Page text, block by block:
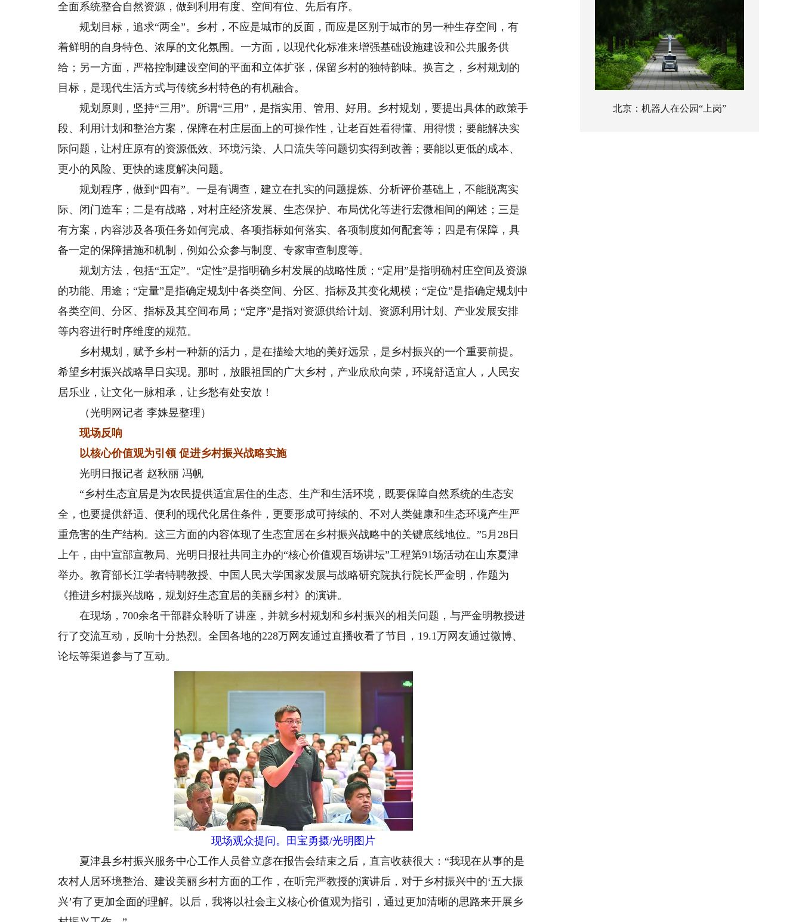
全面系统整合自然资源，做到利用有度、空间有位、先后有序。
规划目标，追求“两全”。乡村，不应是城市的反面，而应是区别于城市的另一种生存空间，有
着鲜明的自身特色、浓厚的文化氛围。一方面，以现代化标准来增强基础设施建设和公共服务供
给；另一方面，严格控制建设空间的平面和立体扩张，保留乡村的独特韵味。换言之，乡村规划的
目标，是现代生活方式与传统乡村特色的有机融合。
规划原则，坚持“三用”。所谓“三用”，是指实用、管用、好用。乡村规划，要提出具体的政策手
段、利用计划和整治方案，保障在村庄层面上的可操作性，让老百姓看得懂、用得惯；要能解决实
际问题，让村庄原有的资源低效、环境污染、人口流失等问题切实得到改善；要能以更低的成本、
更小的风险、更快的速度解决问题。
规划程序，做到“四有”。一是有调查，建立在扎实的问题提炼、分析评价基础上，不能脱离实
际、闭门造车；二是有战略，对村庄经济发展、生态保护、布局优化等进行宏微相间的阐述；三是
有方案，内容涉及各项任务如何完成、各项指标如何落实、各项制度如何配套等；四是有保障，具
备一定的保障措施和机制，例如公众参与制度、专家审查制度等。
规划方法，包括“五定”。“定性”是指明确乡村发展的战略性质；“定用”是指明确村庄空间及资源
的功能、用途；“定量”是指确定规划中各类空间、分区、指标及其变化规模；“定位”是指确定规划中
各类空间、分区、指标及其空间布局；“定序”是指对资源供给计划、资源利用计划、产业发展安排
等内容进行时序维度的规范。
乡村规划，赋予乡村一种新的活力，是在描绘大地的美好远景，是乡村振兴的一个重要前提。
希望乡村振兴战略早日实现。那时，放眼祖国的广大乡村，产业欣欣向荣，环境舒适宜人，人民安
居乐业，让文化一脉相承，让乡愁有处安放！
（光明网记者 李姝昱整理）
现场反响
以核心价值观为引领 促进乡村振兴战略实施
光明日报记者 赵秋丽 冯帆
“乡村生态宜居是为农民提供适宜居住的生态、生产和生活环境，既要保障自然系统的生态安
全，也要提供舒适、便利的现代化居住条件，更要形成可持续的、不对人类健康和生态环境产生严
重危害的生产结构。这三方面的内容体现了生态宜居在乡村振兴战略中的关键底线地位。”5月28日
上午，由中宣部宣教局、光明日报社共同主办的“核心价值观百场讲坛”工程第91场活动在山东夏津
举办。教育部长江学者特聘教授、中国人民大学国家发展与战略研究院执行院长严金明，作题为
《推进乡村振兴战略，规划好生态宜居的美丽乡村》的演讲。
在现场，700余名干部群众聆听了讲座，并就乡村规划和乡村振兴的相关问题，与严金明教授进
行了交流互动，反响十分热烈。全国各地的228万网友通过直播收看了节目，19.1万网友通过微博、
论坛等渠道参与了互动。
现场观众提问。田宝勇摄/光明图片
夏津县乡村振兴服务中心工作人员昝立彦在报告会结束之后，直言收获很大：“我现在从事的是
农村人居环境整治、建设美丽乡村方面的工作，在听完严教授的演讲后，对于乡村振兴中的‘五大振
兴’有了更加全面的理解。以后，我将以社会主义核心价值观为指引，通过更加清晰的思路来开展乡
北京：机器人在公园“上岗”